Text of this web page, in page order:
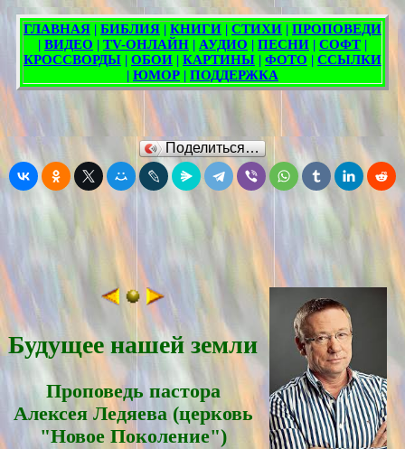
Поделиться…
Будущее нашей земли
Проповедь пасторa
Алексея Ледяевa (церковь
"Новое Поколение")